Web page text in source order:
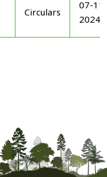
Circulars
07-11-
2024